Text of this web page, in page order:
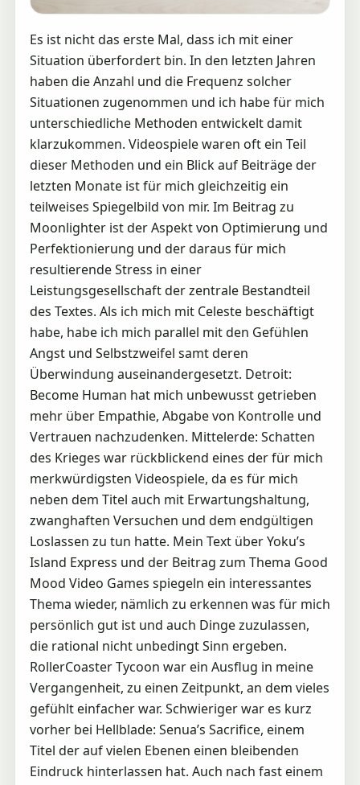
Es ist nicht das erste Mal, dass ich mit einer
Situation überfordert bin. In den letzten Jahren
haben die Anzahl und die Frequenz solcher
Situationen zugenommen und ich habe für mich
unterschiedliche Methoden entwickelt damit
klarzukommen. Videospiele waren oft ein Teil
dieser Methoden und ein Blick auf Beiträge der
letzten Monate ist für mich gleichzeitig ein
teilweises Spiegelbild von mir. Im Beitrag zu
Moonlighter ist der Aspekt von Optimierung und
Perfektionierung und der daraus für mich
resultierende Stress in einer
Leistungsgesellschaft der zentrale Bestandteil
des Textes. Als ich mich mit Celeste beschäftigt
habe, habe ich mich parallel mit den Gefühlen
Angst und Selbstzweifel samt deren
Überwindung auseinandergesetzt. Detroit:
Become Human hat mich unbewusst getrieben
mehr über Empathie, Abgabe von Kontrolle und
Vertrauen nachzudenken. Mittelerde: Schatten
des Krieges war rückblickend eines der für mich
merkwürdigsten Videospiele, da es für mich
neben dem Titel auch mit Erwartungshaltung,
zwanghaften Versuchen und dem endgültigen
Loslassen zu tun hatte. Mein Text über Yoku’s
Island Express und der Beitrag zum Thema Good
Mood Video Games spiegeln ein interessantes
Thema wieder, nämlich zu erkennen was für mich
persönlich gut ist und auch Dinge zuzulassen,
die rational nicht unbedingt Sinn ergeben.
RollerCoaster Tycoon war ein Ausflug in meine
Vergangenheit, zu einen Zeitpunkt, an dem vieles
gefühlt einfacher war. Schwieriger war es kurz
vorher bei Hellblade: Senua’s Sacrifice, einem
Titel der auf vielen Ebenen einen bleibenden
Eindruck hinterlassen hat. Auch nach fast einem